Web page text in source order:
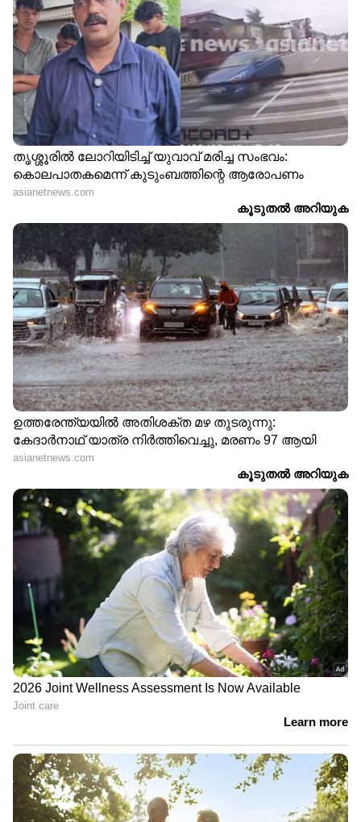
അനുഭവങ്ങളും നിർദേശങ്ങളും പങ്കുവെച്ചു.
രഹസ്യവിവരം കിട്ടി പൊലീസ്
ആനക്കാംപൊയിൽ റിസോർട്ടിലെത്തി;
പിടിയിലായത് യുവതിയും യുവാവും,
എംഡിഎംഎ പിടിച്ചെടുത്തു
ഏഷ്യാനെറ്റ് ന്യൂസ് ലൈവ് യൂട്യൂബിൽ
കാണാം